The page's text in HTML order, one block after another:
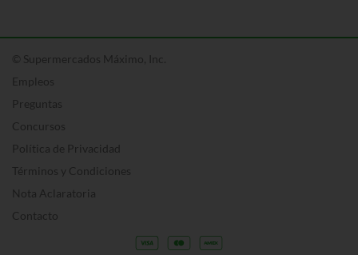
© Supermercados Máximo, Inc.
Empleos
Preguntas
Concursos
Política de Privacidad
Términos y Condiciones
Nota Aclaratoria
Contacto